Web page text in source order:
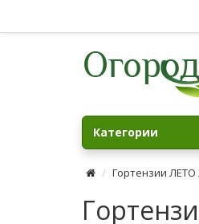
Категории
Гортензии ЛЕТО